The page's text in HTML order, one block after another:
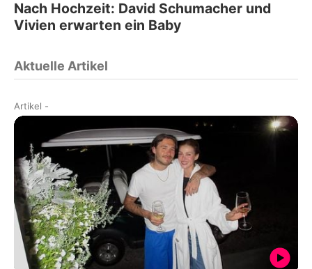
Nach Hochzeit: David Schumacher und
Vivien erwarten ein Baby
Aktuelle Artikel
Artikel -